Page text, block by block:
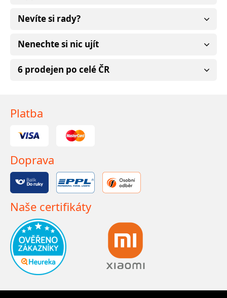
Nevíte si rady?
Nenechte si nic ujít
6 prodejen po celé ČR
Platba
Doprava
Naše certifikáty